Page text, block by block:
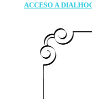
ACCESO A